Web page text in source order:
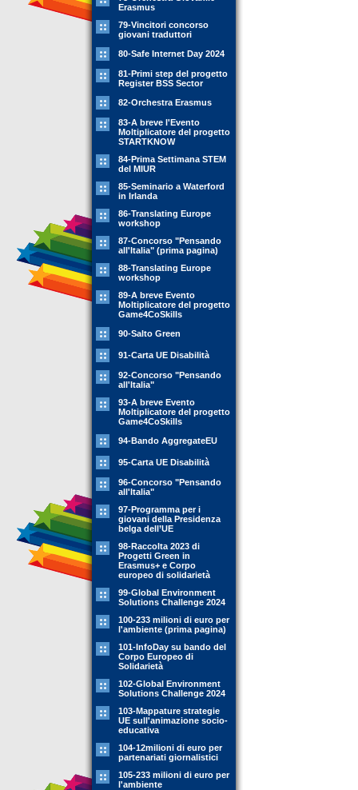
Erasmus
79-Vincitori concorso
giovani traduttori
80-Safe Internet Day 2024
81-Primi step del progetto
Register BSS Sector
82-Orchestra Erasmus
83-A breve l'Evento
Moltiplicatore del progetto
STARTKNOW
84-Prima Settimana STEM
del MIUR
85-Seminario a Waterford
in Irlanda
86-Translating Europe
workshop
87-Concorso "Pensando
all'Italia" (prima pagina)
88-Translating Europe
workshop
89-A breve Evento
Moltiplicatore del progetto
Game4CoSkills
90-Salto Green
91-Carta UE Disabilità
92-Concorso "Pensando
all'Italia"
93-A breve Evento
Moltiplicatore del progetto
Game4CoSkills
94-Bando AggregateEU
95-Carta UE Disabilità
96-Concorso "Pensando
all'Italia"
97-Programma per i
giovani della Presidenza
belga dell’UE
98-Raccolta 2023 di
Progetti Green in
Erasmus+ e Corpo
europeo di solidarietà
99-Global Environment
Solutions Challenge 2024
100-233 milioni di euro per
l'ambiente (prima pagina)
101-InfoDay su bando del
Corpo Europeo di
Solidarietà
102-Global Environment
Solutions Challenge 2024
103-Mappature strategie
UE sull'animazione socio-
educativa
104-12milioni di euro per
partenariati giornalistici
105-233 milioni di euro per
l'ambiente